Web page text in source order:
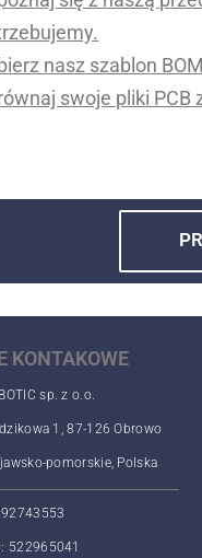
nasz szablon
swoje pliki
KONTAKOWE
sp. z o.o.
1, 87-126 Obrowo
pomorskie, Polska
522965041